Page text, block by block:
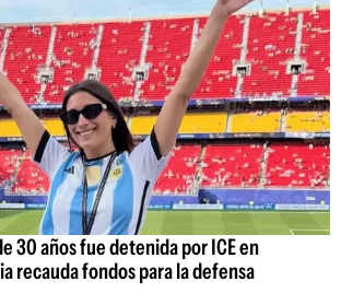
30 años fue detenida por ICE en
recauda fondos para la defensa